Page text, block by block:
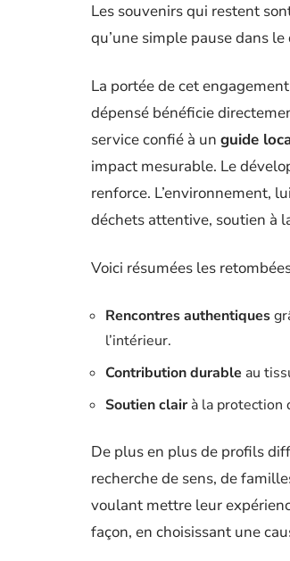
Les souvenirs qui restent
qu’une simple pause dans
La portée de cet
dépensé bénéficie
service confié à un guide
impact mesurable. Le
renforce. L’environnement,
déchets attentive, soutien à
Voici résumées les
Rencontres authentiques
l’intérieur.
Contribution durable au
Soutien clair à la protection
De plus en plus de profils
recherche de sens, de
voulant mettre leur
façon, en choisissant une